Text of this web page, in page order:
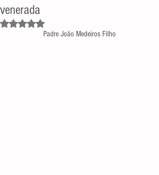
venerada
Avaliado com NaN de 5 estrelas.
Padre João Medeiros Filho